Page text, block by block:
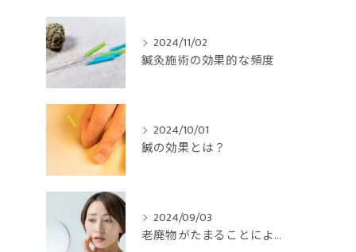
2024/11/02
鍼灸施術の効果的な頻度
2024/10/01
鍼の効果とは？
2024/09/03
老廃物がたまることによる体への影響とは？